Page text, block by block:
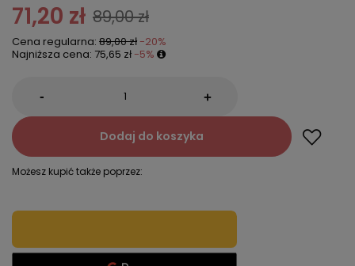
71,20 zł 89,00 zł
Cena regularna: 89,00 zł -20%
Najniższa cena: 75,65 zł -5%
- +
Dodaj do koszyka
Możesz kupić także poprzez: